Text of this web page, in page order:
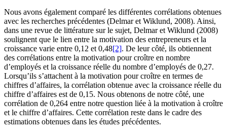
Nous avons également comparé les différentes corrélations obtenues
avec les recherches précédentes (Delmar et Wiklund, 2008). Ainsi,
dans une revue de littérature sur le sujet, Delmar et Wiklund (2008)
soulignent que le lien entre la motivation des entrepreneurs et la
croissance varie entre 0,12 et 0,48[2]. De leur côté, ils obtiennent
des corrélations entre la motivation pour croître en nombre
d’employés et la croissance réelle du nombre d’employés de 0,27.
Lorsqu’ils s’attachent à la motivation pour croître en termes de
chiffres d’affaires, la corrélation obtenue avec la croissance réelle du
chiffre d’affaires est de 0,15. Nous obtenons de notre côté, une
corrélation de 0,264 entre notre question liée à la motivation à croître
et le chiffre d’affaires. Cette corrélation reste dans le cadre des
estimations obtenues dans les études précédentes.